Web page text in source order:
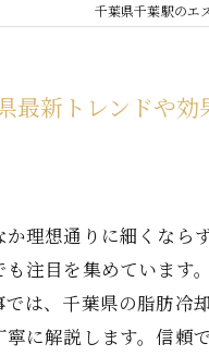
千葉県千葉駅のエ
最新トレンドや効
理想通りに細くな
注目を集めていま
は、千葉県の脂肪
に解説します。信